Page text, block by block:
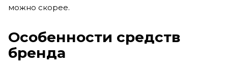
можно скорее.
Особенности средств
бренда